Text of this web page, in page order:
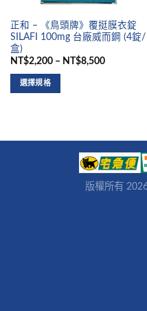
正和 – 《鳥頭牌》覆挺膜衣錠
SILAFI 100mg 台廠威而鋼 (4錠/
盒)
NT$2,200 – NT$8,500
選擇規格
版權所有